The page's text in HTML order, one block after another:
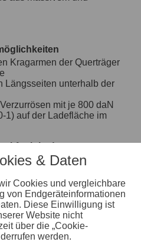
Kragarmen der Querträger
Längsseiten unterhalb der
mit je 800 daN
1) auf der Ladefläche im
Hydraulikzylinder mit
Pumpenaggregat in
für die Kippbrücken
Planen und Netze
zur Fixierung von Planen
& Daten
Cookies und vergleichbare
von Endgeräteinformationen
Diese Einwilligung ist
Website nicht
über die „Cookie-
werden.